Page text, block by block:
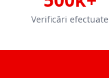
Verificări efectuate